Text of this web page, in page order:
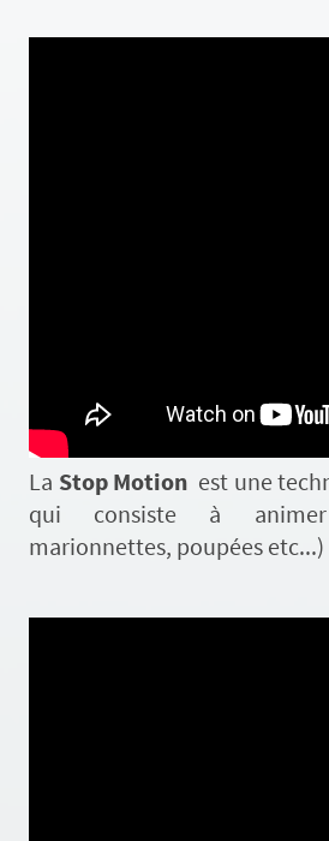
La Stop Motion est une
qui consiste à
marionnettes, poupées